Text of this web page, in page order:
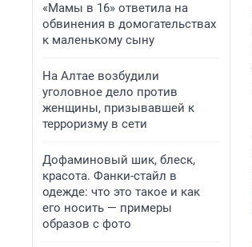
«Мамы в 16» ответила на
обвинения в домогательствах
к маленькому сыну
На Алтае возбудили
уголовное дело против
женщины, призывавшей к
терроризму в сети
Дофаминовый шик, блеск,
красота. Фанки-стайл в
одежде: что это такое и как
его носить — примеры
образов с фото